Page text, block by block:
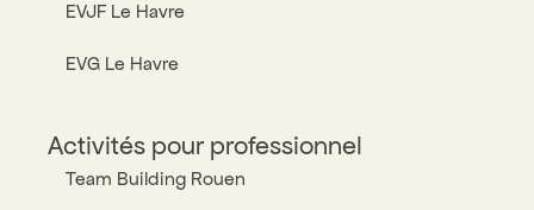
EVJF Le Havre
EVG Le Havre
Activités pour professionnel
Team Building Rouen